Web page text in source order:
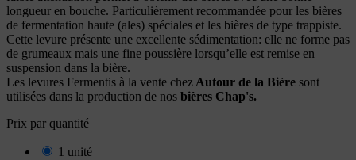
longueur en bouche. Particulièrement recommandée pour les bières
de fermentation haute (ales) spéciales et les bières de type trappiste.
Cette levure présente une excellente sédimentation: elle ne forme pas
de grumeaux mais une fine poussière lorsqu’elle est remise en
suspension dans la bière.
Les levures Fermentis à la vente chezAutour de la Bière sont
utilisées dans la production de nos bières Chap's.
Prix par quantité
1 unité